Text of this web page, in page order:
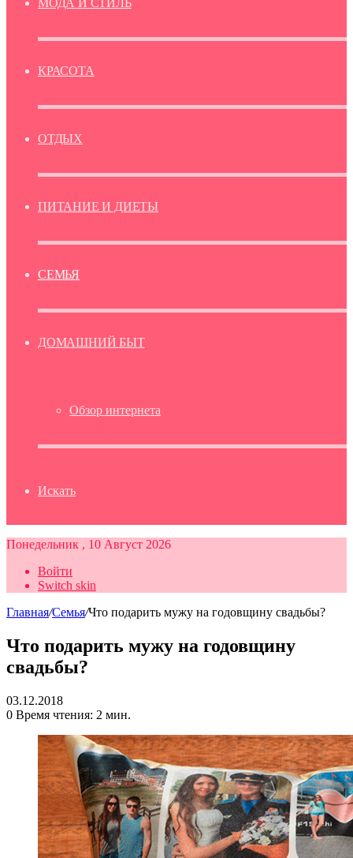
МОДА И СТИЛЬ
КРАСОТА
ОТДЫХ
ПИТАНИЕ И ДИЕТЫ
СЕМЬЯ
ДОМАШНИЙ БЫТ
Обзор интернета
Искать
Понедельник , 10 Август 2026
Войти
Switch skin
Главная/Семья/Что подарить мужу на годовщину свадьбы?
Что подарить мужу на годовщину
свадьбы?
03.12.2018
0 Время чтения: 2 мин.